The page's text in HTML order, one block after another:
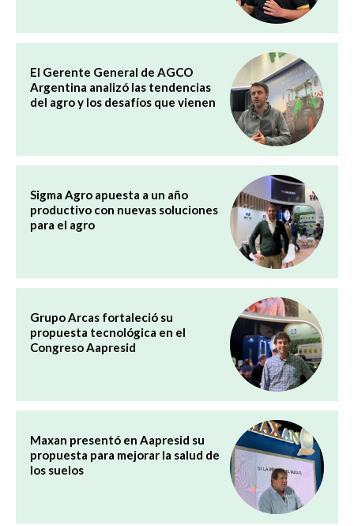
El Gerente General de AGCO
Argentina analizó las tendencias
del agro y los desafíos que vienen
Sigma Agro apuesta a un año
productivo con nuevas soluciones
para el agro
Grupo Arcas fortaleció su
propuesta tecnológica en el
Congreso Aapresid
Maxan presentó en Aapresid su
propuesta para mejorar la salud de
los suelos